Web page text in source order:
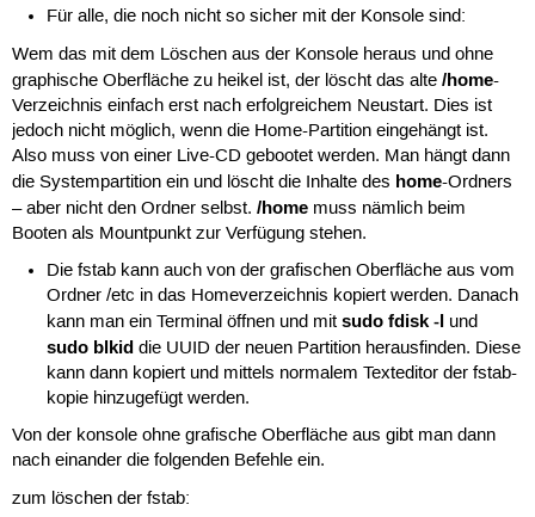
Für alle, die noch nicht so sicher mit der Konsole sind:
Wem das mit dem Löschen aus der Konsole heraus und ohne
graphische Oberfläche zu heikel ist, der löscht das alte /home-
Verzeichnis einfach erst nach erfolgreichem Neustart. Dies ist
jedoch nicht möglich, wenn die Home-Partition eingehängt ist.
Also muss von einer Live-CD gebootet werden. Man hängt dann
die Systempartition ein und löscht die Inhalte des home-Ordners
– aber nicht den Ordner selbst. /homemuss nämlich beim
Booten als Mountpunkt zur Verfügung stehen.
Die fstab kann auch von der grafischen Oberfläche aus vom
Ordner /etc in das Homeverzeichnis kopiert werden. Danach
kann man ein Terminal öffnen und mitsudo fdisk -l und
sudo blkid die UUID der neuen Partition herausfinden. Diese
kann dann kopiert und mittels normalem Texteditor der fstab-
kopie hinzugefügt werden.
Von der konsole ohne grafische Oberfläche aus gibt man dann
nach einander die folgenden Befehle ein.
zum löschen der fstab: